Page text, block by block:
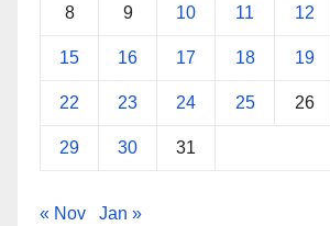
8 9 10 11 12
15 16 17 18 19
22 23 24 25 26
29 30 31
« Nov Jan »